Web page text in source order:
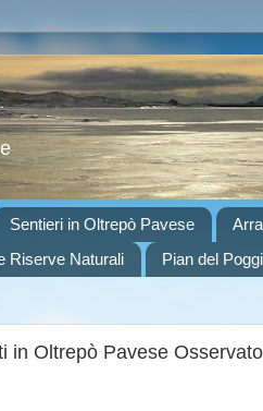
Sentieri in Oltrepò Pavese
Riserve Naturali Pian del
in Oltrepò Pavese